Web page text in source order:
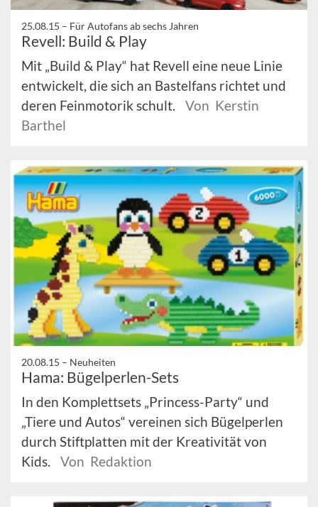
25.08.15 – Für Autofans ab sechs Jahren
Revell: Build & Play
Mit „Build & Play“ hat Revell eine neue Linie
entwickelt, die sich an Bastelfans richtet und
deren Feinmotorik schult.
Von Kerstin
Barthel
20.08.15 – Neuheiten
Hama: Bügelperlen-Sets
In den Komplettsets „Princess-Party“ und
„Tiere und Autos“ vereinen sich Bügelperlen
durch Stiftplatten mit der Kreativität von
Kids.
Von Redaktion